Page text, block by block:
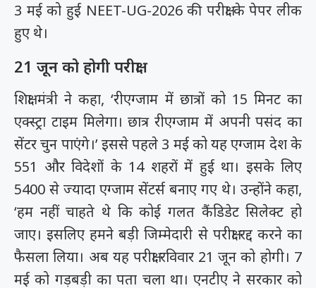
3 मई को हुई NEET-UG-2026 की परीक्षा के पेपर लीक
हुए थे।
21 जून को होगी परीक्षा
शिक्षा मंत्री ने कहा, ‘रीएग्जाम में छात्रों को 15 मिनट का
एक्स्ट्रा टाइम मिलेगा। छात्र रीएग्जाम में अपनी पसंद का
सेंटर चुन पाएंगे।’ इससे पहले 3 मई को यह एग्जाम देश के
551 और विदेशों के 14 शहरों में हुई था। इसके लिए
5400 से ज्यादा एग्जाम सेंटर्स बनाए गए थे। उन्होंने कहा,
‘हम नहीं चाहते थे कि कोई गलत कैंडिडेट सिलेक्ट हो
जाए। इसलिए हमने बड़ी जिम्मेदारी से परीक्षा रद्द करने का
फैसला लिया। अब यह परीक्षा रविवार 21 जून को होगी। 7
मई को गड़बड़ी का पता चला था। एनटीए ने सरकार को